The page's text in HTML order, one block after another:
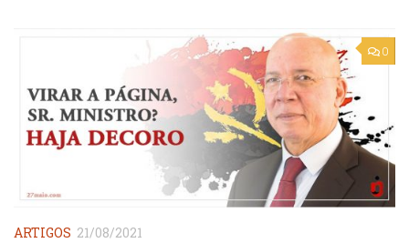
0
ARTIGOS 21/08/2021